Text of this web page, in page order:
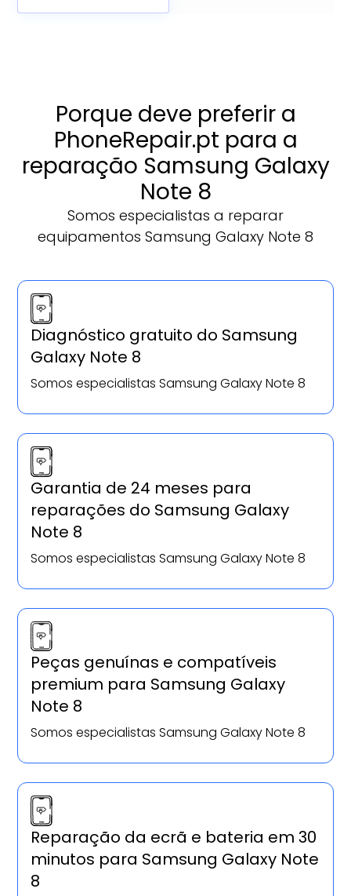
Porque deve preferir a
PhoneRepair.pt para a
reparação Samsung Galaxy
Note 8
Somos especialistas a reparar
equipamentos Samsung Galaxy Note 8
Diagnóstico gratuito do Samsung
Galaxy Note 8
Somos especialistas Samsung Galaxy Note 8
Garantia de 24 meses para
reparações do Samsung Galaxy
Note 8
Somos especialistas Samsung Galaxy Note 8
Peças genuínas e compatíveis
premium para Samsung Galaxy
Note 8
Somos especialistas Samsung Galaxy Note 8
Reparação da ecrã e bateria em 30
minutos para Samsung Galaxy Note
8